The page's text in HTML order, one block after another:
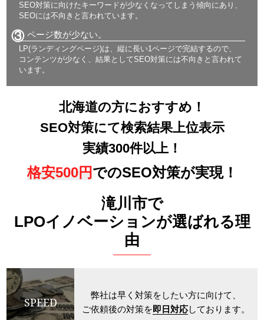
SEO対策に向けたキーワードが少なくなってしまう傾向にあり、
SEOには不向きと言われています。
③ ページ数が少ない。
LP(ランディングページ)は、縦に長い1ページで完結するので、
コンテンツが少なく、結果としてSEO対策には不向きと言われて
います。
北海道の方におすすめ！
SEO対策にて検索結果上位表示
実績300件以上！
格安500円でのSEO対策が実現！
滝川市で
LPOイノベーションが選ばれる理
由
SPEED
弊社は早く対策をしたい方に向けて、
ご依頼後の対策を即日対応しております。